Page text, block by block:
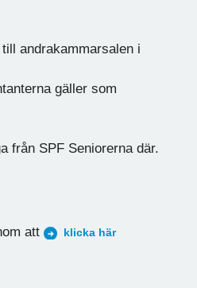
andrakammarsalen i
gäller som
från SPF Seniorerna där.
att klicka här